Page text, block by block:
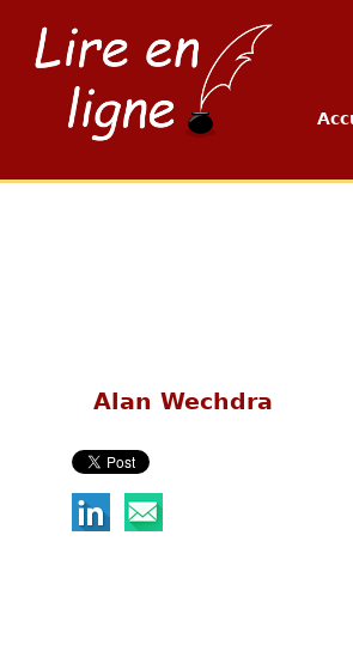
Alan Wechdra